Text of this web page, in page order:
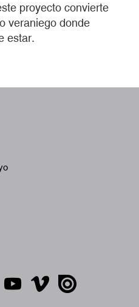
proyecto convierte
veraniego donde
estar.